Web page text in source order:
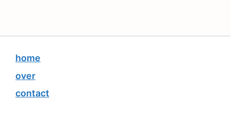
home
over
contact